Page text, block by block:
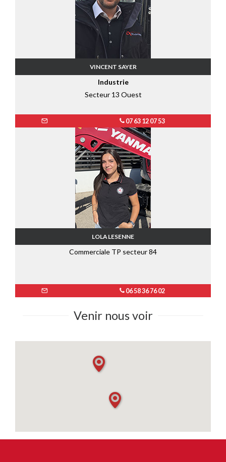
VINCENT SAYER
Industrie
Secteur 13 Ouest
07 63 12 07 53
LOLA LESENNE
Commerciale TP secteur 84
06 58 36 76 02
Venir nous voir